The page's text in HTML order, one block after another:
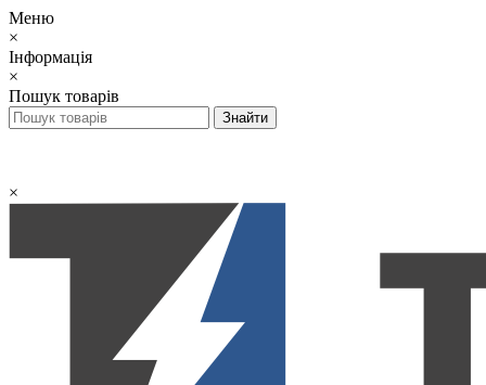
Меню
×
Інформація
×
Пошук товарів
×